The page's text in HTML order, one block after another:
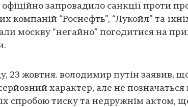
запровадило санкції проти
компаній “Роснефть”, “Лукойл” та
москву “негайно” погодитися на
23 жовтня. володимир путін заявив,
характер, але не позначаться
спробою тиску та недружнім актом,